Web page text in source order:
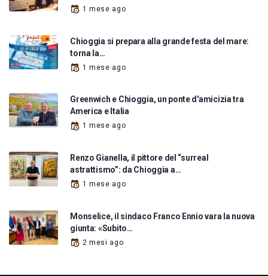
1 mese ago
Chioggia si prepara alla grande festa del mare:
torna la…
1 mese ago
Greenwich e Chioggia, un ponte d'amicizia tra
America e Italia
1 mese ago
Renzo Gianella, il pittore del “surreal
astrattismo”: da Chioggia a…
1 mese ago
Monselice, il sindaco Franco Ennio vara la nuova
giunta: «Subito…
2 mesi ago